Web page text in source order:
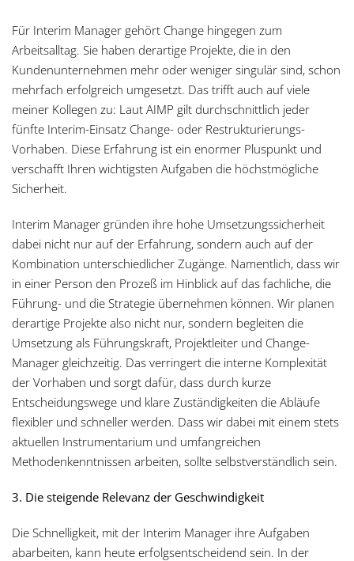
Für Interim Manager gehört Change hingegen zum
Arbeitsalltag. Sie haben derartige Projekte, die in den
Kundenunternehmen mehr oder weniger singulär sind, schon
mehrfach erfolgreich umgesetzt. Das trifft auch auf viele
meiner Kollegen zu: Laut AIMP gilt durchschnittlich jeder
fünfte Interim-Einsatz Change- oder Restrukturierungs-
Vorhaben. Diese Erfahrung ist ein enormer Pluspunkt und
verschafft Ihren wichtigsten Aufgaben die höchstmögliche
Sicherheit.
Interim Manager gründen ihre hohe Umsetzungssicherheit
dabei nicht nur auf der Erfahrung, sondern auch auf der
Kombination unterschiedlicher Zugänge. Namentlich, dass wir
in einer Person den Prozeß im Hinblick auf das fachliche, die
Führung- und die Strategie übernehmen können. Wir planen
derartige Projekte also nicht nur, sondern begleiten die
Umsetzung als Führungskraft, Projektleiter und Change-
Manager gleichzeitig. Das verringert die interne Komplexität
der Vorhaben und sorgt dafür, dass durch kurze
Entscheidungswege und klare Zuständigkeiten die Abläufe
flexibler und schneller werden. Dass wir dabei mit einem stets
aktuellen Instrumentarium und umfangreichen
Methodenkenntnissen arbeiten, sollte selbstverständlich sein.
3. Die steigende Relevanz der Geschwindigkeit
Die Schnelligkeit, mit der Interim Manager ihre Aufgaben
abarbeiten, kann heute erfolgsentscheidend sein. In der